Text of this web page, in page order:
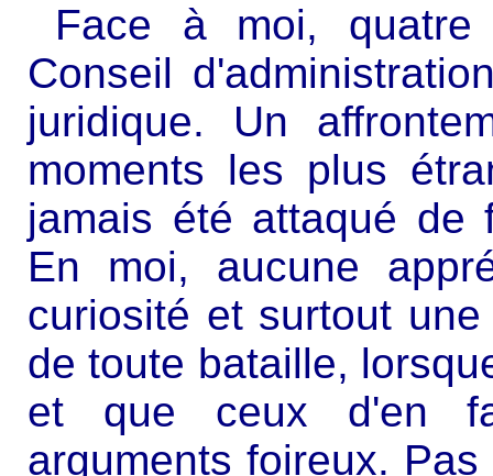
Face à moi,
Conseil
juridique. Un
moments les plus
jamais été attaqué de
En moi, aucune
curiosité et surtout
de toute bataille,
et que ceux d'en
arguments foireux.